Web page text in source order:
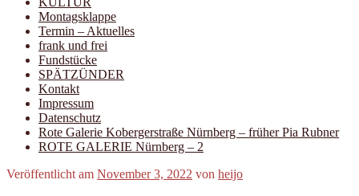
Montagsklappe
Termin – Aktuelles
frank und frei
Fundstücke
SPÄTZÜNDER
Kontakt
Impressum
Datenschutz
Rote Galerie Kobergerstraße Nürnberg – früher Pia Rubner
ROTE GALERIE Nürnberg – 2
Veröffentlicht am November 3, 2022 von heijo